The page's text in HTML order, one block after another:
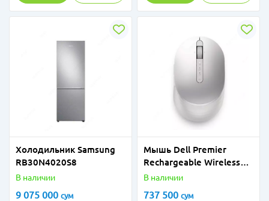
Холодильник Samsung
RB30N4020S8
В наличии
9 075 000 сум
Мышь Dell Premier
Rechargeable Wireless
Mouse - MS7421W 570-
В наличии
737 500 сум